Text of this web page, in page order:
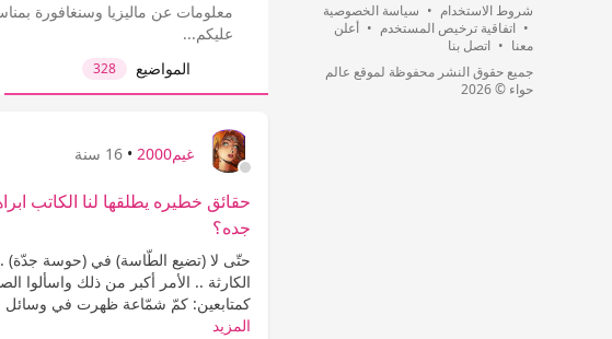
شروط الاستخدام • سياسة الخصوصية
• اتفاقية ترخيص المستخدم • أعلن
معنا • اتصل بنا
جميع حقوق النشر محفوظة لموقع عالم
حواء © 2026
معلومات عن ماليزيا وسنغافورة
عليكم...
المواضيع
328
غيم2000 • 16 سنة
حقائق خطيره يطلقها لنا الكاتب
جده؟
حتّى لا (تضيع الطّاسة) في (حوسة جدّة) ..
الكارثة .. الأمر أكبر من ذلك واسألوا
كمتابعين: كمّ شمّاعة ظهرت في وسائل
المزيد